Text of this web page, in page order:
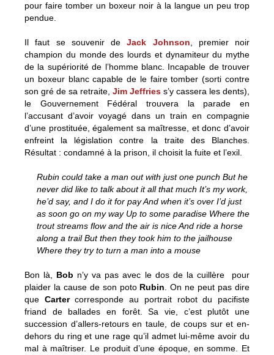
pour faire tomber un boxeur noir à la langue un peu trop
pendue.
Il faut se souvenir deJack Johnson, premier noir
champion du monde des lourds et dynamiteur du mythe
de la supériorité de l’homme blanc. Incapable de trouver
un boxeur blanc capable de le faire tomber (sorti contre
son gré de sa retraite, Jim Jeffries s’y cassera les dents),
le Gouvernement Fédéral trouvera la parade en
l’accusant d’avoir voyagé dans un train en compagnie
d’une prostituée, également sa maîtresse, et donc d’avoir
enfreint la législation contre la traite des Blanches.
Résultat : condamné à la prison, il choisit la fuite et l’exil.
Rubin could take a man out with just one punch But he
never did like to talk about it all that much It’s my work,
he’d say, and I do it for pay And when it’s over I’d just
as soon go on my way Up to some paradise Where the
trout streams flow and the air is nice And ride a horse
along a trail But then they took him to the jailhouse
Where they try to turn a man into a mouse
Bon là, Bob n’y va pas avec le dos de la cuillère pour
plaider la cause de son poto Rubin. On ne peut pas dire
que Cartercorresponde au portrait robot du pacifiste
friand de ballades en forêt. Sa vie, c’est plutôt une
succession d’allers-retours en taule, de coups sur et en-
dehors du ring et une rage qu’il admet lui-même avoir du
mal à maîtriser. Le produit d’une époque, en somme. Et